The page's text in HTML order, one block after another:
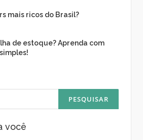
mais ricos do Brasil?
de estoque? Aprenda com
você